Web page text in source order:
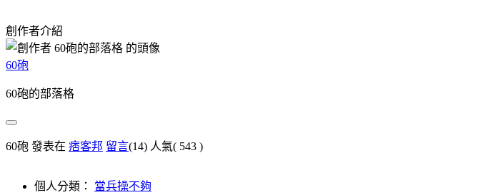
創作者介紹
60砲
60砲的部落格
60砲 發表在 痞客邦 留言(14) 人氣( 543 )
個人分類： 當兵操不夠